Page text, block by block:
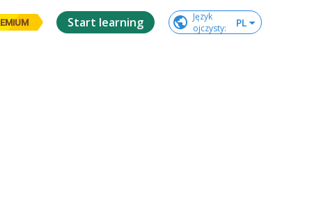
Start learning
Język
ojczysty: PL